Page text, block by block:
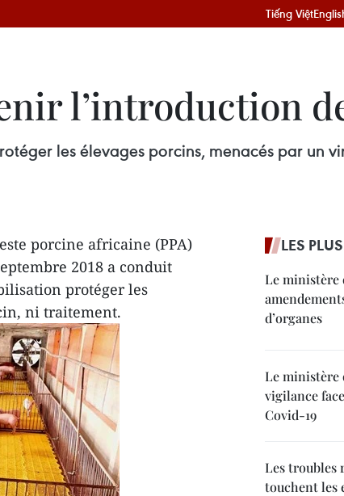
Tiếng Việt
l’introduction
les élevages porcins, menacés par un
porcine africaine (PPA)
2018 a conduit
protéger les
ni traitement.
LES
Le ministère
d’organes
Le ministère
vigilance
Covid-19
Les troubles
touchent les